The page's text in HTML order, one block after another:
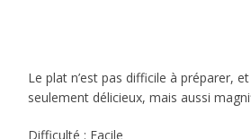
Le plat n’est pas difficile à préparer,
seulement délicieux, mais aussi
Difficulté : Facile